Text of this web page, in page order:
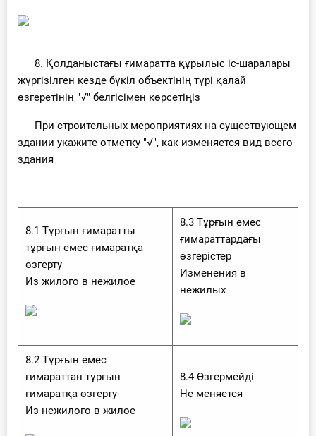
8. Қолданыстағы ғимаратта құрылыс іс-шаралары
жүргізілген кезде бүкіл объектінің түрі қалай
өзгеретінін "√" белгісімен көрсетіңіз
При строительных мероприятиях на существующем
здании укажите отметку "√", как изменяется вид всего
здания
8.1 Тұрғын ғимаратты
тұрғын емес ғимаратқа
өзгерту
Из жилого в нежилое
8.3 Тұрғын емес
ғимараттардағы
өзгерістер
Изменения в
нежилых
8.2 Тұрғын емес
ғимараттан тұрғын
ғимаратқа өзгерту
Из нежилого в жилое
8.4 Өзгермейді
Не меняется